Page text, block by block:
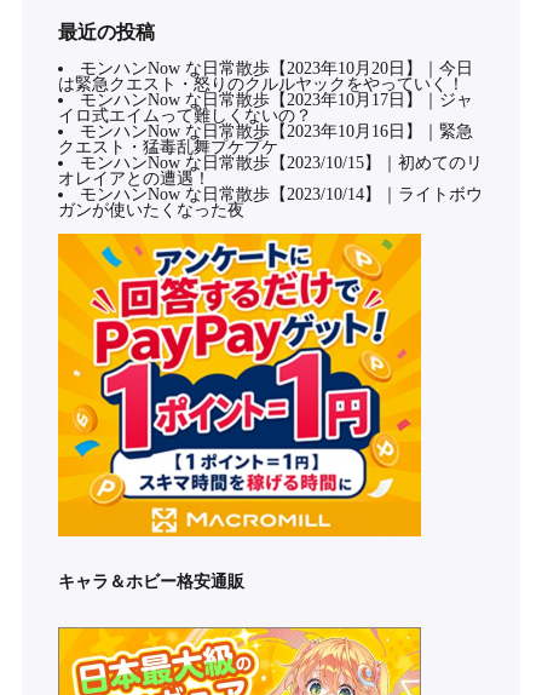
最近の投稿
モンハンNow な日常散歩【2023年10月20日】｜今日
は緊急クエスト・怒りのクルルヤックをやっていく！
モンハンNow な日常散歩【2023年10月17日】｜ジャ
イロ式エイムって難しくないの？
モンハンNow な日常散歩【2023年10月16日】｜緊急
クエスト・猛毒乱舞プケプケ
モンハンNow な日常散歩【2023/10/15】｜初めてのリ
オレイアとの遭遇！
モンハンNow な日常散歩【2023/10/14】｜ライトボウ
ガンが使いたくなった夜
キャラ＆ホビー格安通販